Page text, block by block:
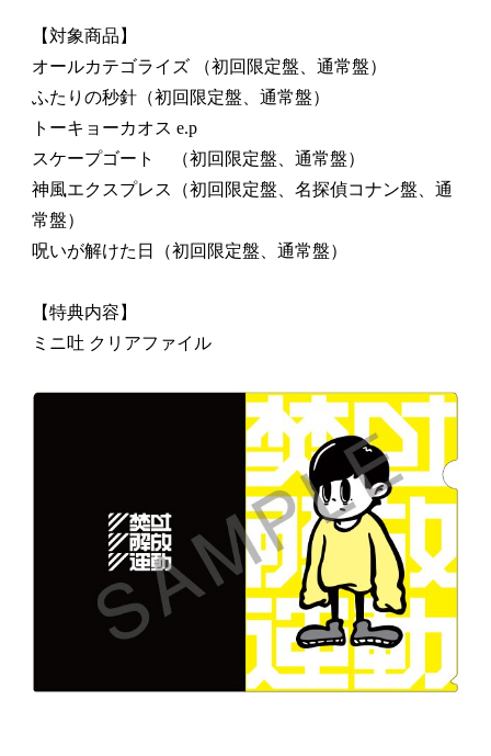
【対象商品】
オールカテゴライズ （初回限定盤、通常盤）
ふたりの秒針（初回限定盤、通常盤）
トーキョーカオス e.p
スケープゴート （初回限定盤、通常盤）
神風エクスプレス（初回限定盤、名探偵コナン盤、通
常盤）
呪いが解けた日（初回限定盤、通常盤）
【特典内容】
ミニ吐 クリアファイル